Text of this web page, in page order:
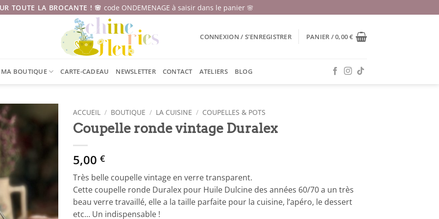
TOUTE LA BROCANTE ! 🌸 code ONDEMENAGE à saisir dans le panier 🌸
CONNEXION / S’ENREGISTRER PANIER /0,00€
MA BOUTIQUE CARTE-CADEAU NEWSLETTER CONTACT ATELIERS BLOG
ACCUEIL / BOUTIQUE / LA CUISINE / COUPELLES & POTS
Coupelle ronde vintage Duralex
5,00 €
Très belle coupelle vintage en verre transparent.
Cette coupelle ronde Duralex pour Huile Dulcine des années 60/70 a un très
beau verre travaillé, elle a la taille parfaite pour la cuisine, l’apéro, le dessert
etc… Un indispensable !